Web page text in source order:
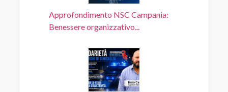
Approfondimento NSC Campania:
Benessere organizzativo...